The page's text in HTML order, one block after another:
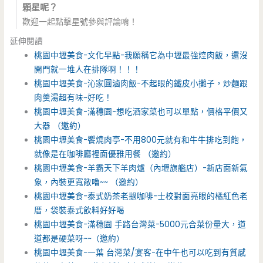
顆星呢？
歡迎一起點擊星號參與評論唷！
延伸閱讀
桃園中壢美食-文化早點-我願稱它為中壢最強焢肉飯，還沒
開門就一堆人在排隊啊！！！
桃園中壢美食-沁家圓滷肉飯-不起眼的鐵皮小攤子，炒麵跟
肉羹湯超有味~好吃！
桃園中壢美食-滿穗園-想吃酒家菜也可以單點，價格平價又
大器 （邀約）
桃園中壢美食-饗燒肉亭-不用800元就有和牛牛排吃到飽，
就像是在咖啡廳裡面優雅用餐 （邀約）
桃園中壢美食-羊霸天下羊肉爐（內壢旗艦店）-新店面新氣
象，內裝更寬敞嚕~~ （邀約）
桃園中壢美食-泰式奶茶老撾咖啡-士校對面亮眼的橘紅色老
厝，袋裝泰式飲料好好喝
桃園中壢美食-滿穗園 手路台灣菜-5000元合菜份量大，道
道都是硬菜呀~~（邀約）
桃園中壢美食-一葉 台灣菜/宴客-在中午也可以吃到有質感